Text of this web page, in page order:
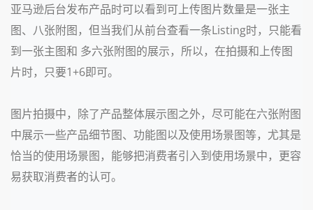
亚马逊后台发布产品时可以看到可上传图片数量是一张主
图、八张附图，但当我们从前台查看一条Listing时，只能看
到一张主图和 多六张附图的展示，所以，在拍摄和上传图
片时，只要1+6即可。
图片拍摄中，除了产品整体展示图之外，尽可能在六张附图
中展示一些产品细节图、功能图以及使用场景图等，尤其是
恰当的使用场景图，能够把消费者引入到使用场景中，更容
易获取消费者的认可。